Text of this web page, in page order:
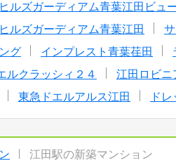
ヒルズガーディアム青葉江田ビュ
ヒルズガーディアム青葉江田
グ インプレスト青葉荏田
ルクラッシィ２４ 江田ロビニ
東急ドエルアルス江田 ド
江田駅の新築マンション